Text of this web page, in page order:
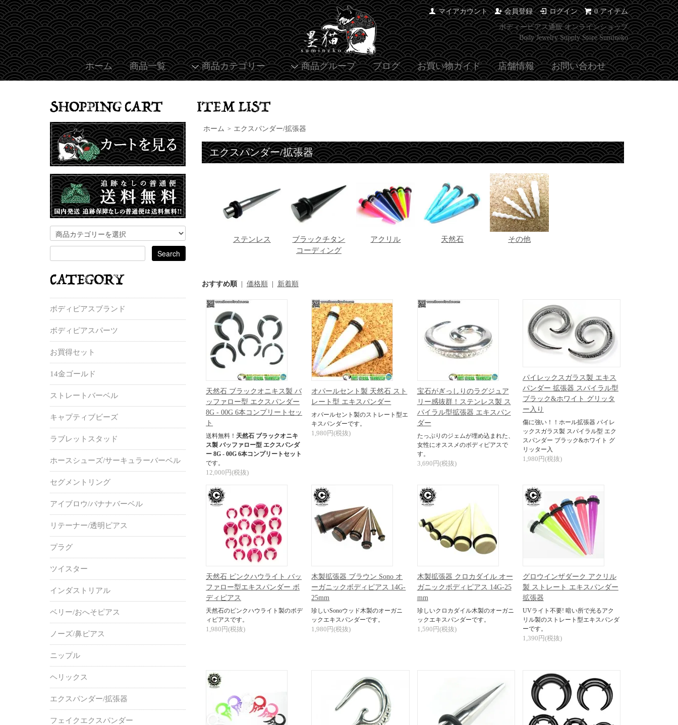
マイアカウント 会員登録 ログイン 0 アイテム
ボディーピアス通販 オンラインショップ
Body Jewelry Supply Store Sumineko
ホーム 商品一覧 商品カテゴリー 商品グループ ブログ お買い物ガイド 店舗情報 お問い合わせ
ホーム > エクスパンダー/拡張器
エクスパンダー/拡張器
ステンレス
ブラックチタン
コーディング
アクリル 天然石 その他
おすすめ順| 価格順| 新着順
天然石 ブラックオニキス製 バ
ッファロー型 エクスパンダー
8G - 00G 6本コンプリートセッ
ト
送料無料！ 天然石 ブラックオニキ
ス製 バッファロー型 エクスパンダ
ー 8G - 00G 6本コンプリートセット
です。
12,000円(税抜)
オパールセント製 天然石 スト
レート型 エキスパンダー
オパールセント製のストレート型エ
キスパンダーです。
1,980円(税抜)
宝石がぎっしりのラグジュア
リー感抜群！ステンレス製 ス
パイラル型拡張器 エキスパン
ダー
たっぷりのジェムが埋め込まれた、
女性にオススメのボディピアスで
す。
3,690円(税抜)
パイレックスガラス製 エキス
パンダー 拡張器 スパイラル型
ブラック&ホワイト グリッタ
ー入り
傷に強い！！ホール拡張器 パイレ
ックスガラス製 スパイラル型 エク
スパンダー ブラック&ホワイト グ
リッター入
1,980円(税抜)
天然石 ピンクハウライト バッ
ファロー型エキスパンダー ボ
ディピアス
天然石のピンクハウライト製のボデ
ィピアスです。
1,980円(税抜)
木製拡張器 ブラウン Sono オ
ーガニックボディピアス 14G-
25mm
珍しいSonoウッド木製のオーガニ
ックエキスパンダーです。
1,980円(税抜)
木製拡張器 クロカダイル オー
ガニックボディピアス 14G-25
mm
珍しいクロカダイル木製のオーガニ
ックエキスパンダーです。
1,590円(税抜)
グロウインザダーク アクリル
製 ストレート エキスパンダー
拡張器
UVライト不要! 暗い所で光るアク
リル製のストレート型エキスパンダ
ーです。
1,390円(税抜)
ボディピアスブランド
ボディピアスパーツ
お買得セット
14金ゴールド
ストレートバーベル
キャプティブビーズ
ラブレットスタッド
ホースシューズ/サーキュラーバーベル
セグメントリング
アイブロウ/バナナバーベル
リテーナー/透明ピアス
プラグ
ツイスター
インダストリアル
ベリー/おへそピアス
ノーズ/鼻ピアス
ニップル
ヘリックス
エクスパンダー/拡張器
フェイクエクスパンダー